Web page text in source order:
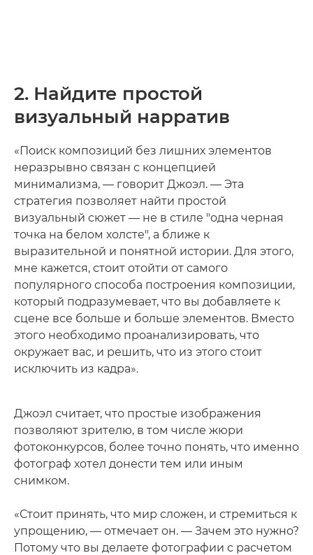
2. Найдите простой
визуальный нарратив
«Поиск композиций без лишних элементов
неразрывно связан с концепцией
минимализма, — говорит Джоэл. — Эта
стратегия позволяет найти простой
визуальный сюжет — не в стиле "одна черная
точка на белом холсте", а ближе к
выразительной и понятной истории. Для этого,
мне кажется, стоит отойти от самого
популярного способа построения композиции,
который подразумевает, что вы добавляете к
сцене все больше и больше элементов. Вместо
этого необходимо проанализировать, что
окружает вас, и решить, что из этого стоит
исключить из кадра».
Джоэл считает, что простые изображения
позволяют зрителю, в том числе жюри
фотоконкурсов, более точно понять, что именно
фотограф хотел донести тем или иным
снимком.
«Стоит принять, что мир сложен, и стремиться к
упрощению, — отмечает он. — Зачем это нужно?
Потому что вы делаете фотографии с расчетом